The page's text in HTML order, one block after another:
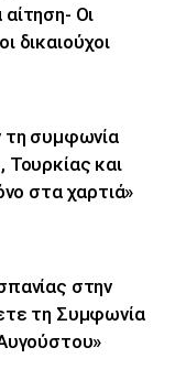
Οι
δικαιούχοι
τη συμφωνία
Τουρκίας και
στα χαρτιά»
στην
τη Συμφωνία